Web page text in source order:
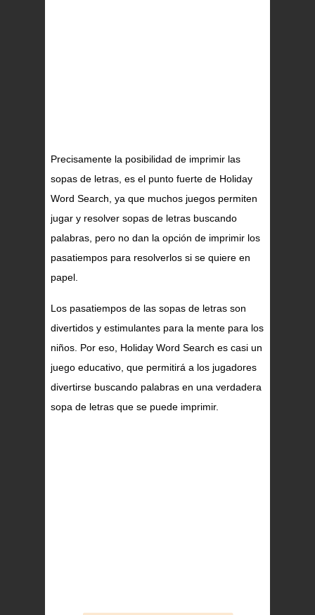
Precisamente la posibilidad de imprimir las
sopas de letras, es el punto fuerte de Holiday
Word Search, ya que muchos juegos permiten
jugar y resolver sopas de letras buscando
palabras, pero no dan la opción de imprimir los
pasatiempos para resolverlos si se quiere en
papel.
Los pasatiempos de las sopas de letras son
divertidos y estimulantes para la mente para los
niños. Por eso, Holiday Word Search es casi un
juego educativo, que permitirá a los jugadores
divertirse buscando palabras en una verdadera
sopa de letras que se puede imprimir.